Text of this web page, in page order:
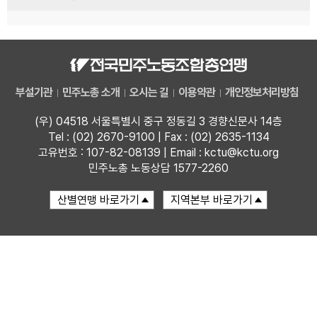
부설기관 민주노총 소개 오시는 길 이용약관 개인정보처리방침
(우) 04518 서울특별시 중구 정동길 3 경향신문사 14층
Tel : (02) 2670-9100 | Fax : (02) 2635-1134
고유번호 : 107-82-08139 | Email : kctu@kctu.org
민주노총 노동상담 1577-2260